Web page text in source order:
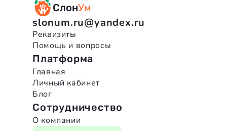
СлонУм
slonum.ru@yandex.ru
Реквизиты
Помощь и вопросы
Платформа
Главная
Личный кабинет
Блог
Сотрудничество
О компании